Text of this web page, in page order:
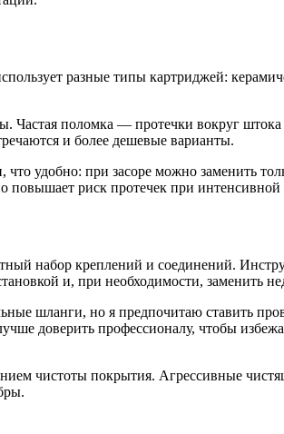
разные типы картриджей:
Частая поломка — протечки вокруг
и более дешевые варианты.
удобно: при засоре можно заменить
риск протечек при интенсивной
набор креплений и соединений.
и, при необходимости, заменить
шланги, но я предпочитаю ставить
доверить профессионалу, чтобы
чистоты покрытия. Агрессивные